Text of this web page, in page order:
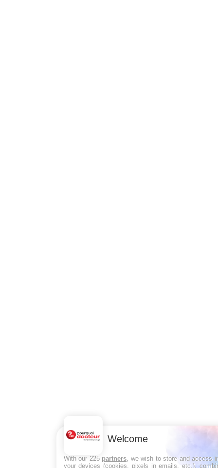
Welcome
With our 225 partners , we wish to store and access
your devices (cookies, pixels in emails, etc.),